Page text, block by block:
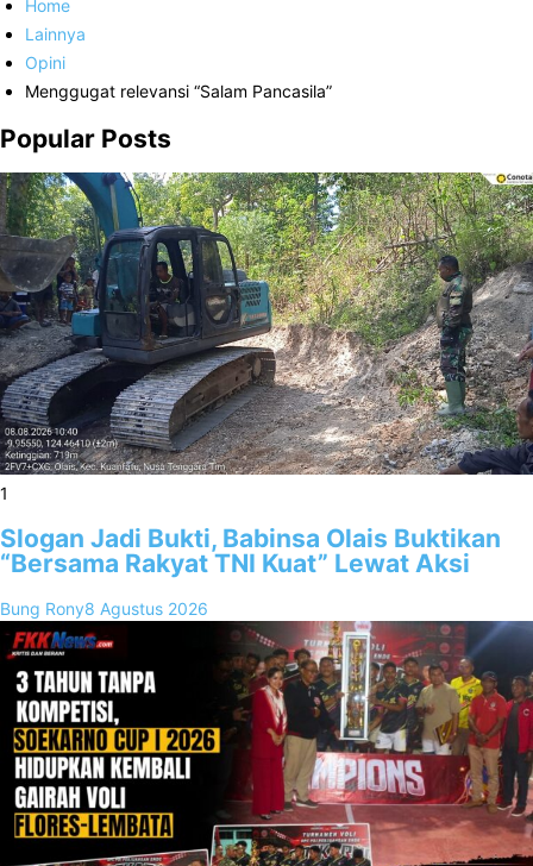
Home
Lainnya
Opini
Menggugat relevansi “Salam Pancasila”
Popular Posts
1
Slogan Jadi Bukti, Babinsa Olais Buktikan
“Bersama Rakyat TNI Kuat” Lewat Aksi
Bung Rony8 Agustus 2026